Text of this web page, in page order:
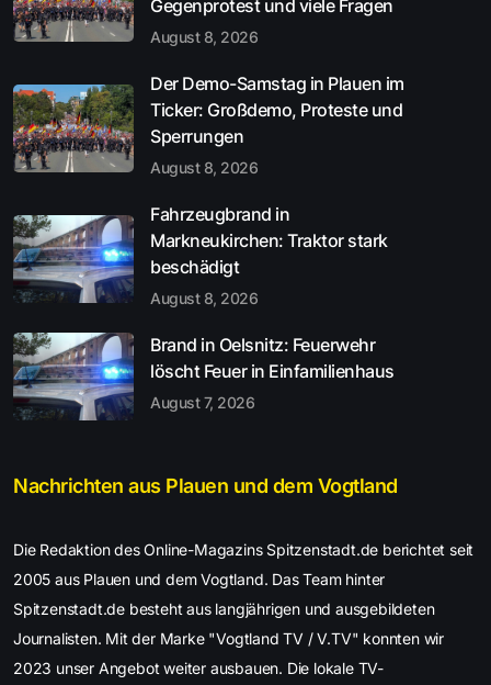
Gegenprotest und viele Fragen
August 8, 2026
Der Demo-Samstag in Plauen im
Ticker: Großdemo, Proteste und
Sperrungen
August 8, 2026
Fahrzeugbrand in
Markneukirchen: Traktor stark
beschädigt
August 8, 2026
Brand in Oelsnitz: Feuerwehr
löscht Feuer in Einfamilienhaus
August 7, 2026
Nachrichten aus Plauen und dem Vogtland
Die Redaktion des Online-Magazins Spitzenstadt.de berichtet seit
2005 aus Plauen und dem Vogtland. Das Team hinter
Spitzenstadt.de besteht aus langjährigen und ausgebildeten
Journalisten. Mit der Marke "Vogtland TV / V.TV" konnten wir
2023 unser Angebot weiter ausbauen. Die lokale TV-